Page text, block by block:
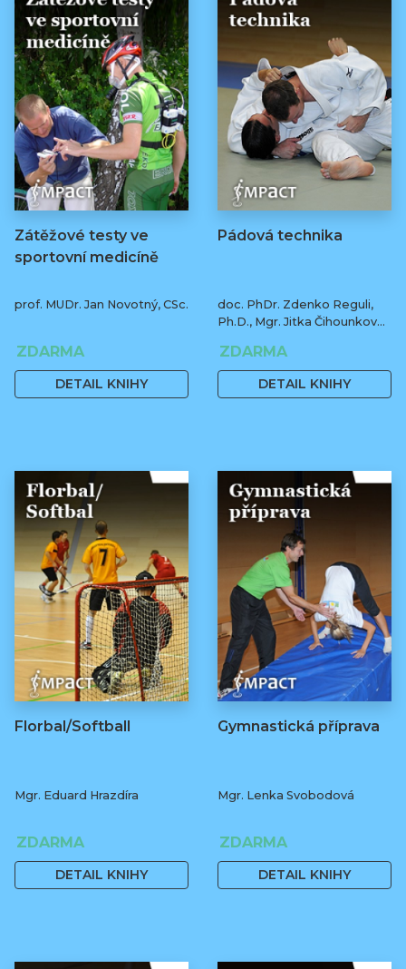
Zátěžové testy ve
sportovní medicíně
prof. MUDr. Jan Novotný, CSc.
ZDARMA
DETAIL KNIHY
Pádová technika
doc. PhDr. Zdenko Reguli,
Ph.D., Mgr. Jitka Čihounková,
ZDARMA
DETAIL KNIHY
Florbal/Softball
Mgr. Eduard Hrazdíra
ZDARMA
DETAIL KNIHY
Gymnastická příprava
Mgr. Lenka Svobodová
ZDARMA
DETAIL KNIHY